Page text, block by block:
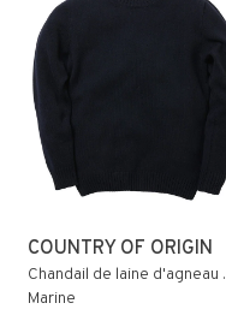
COUNTRY OF ORIGIN
Chandail de laine d'agneau .
Marine